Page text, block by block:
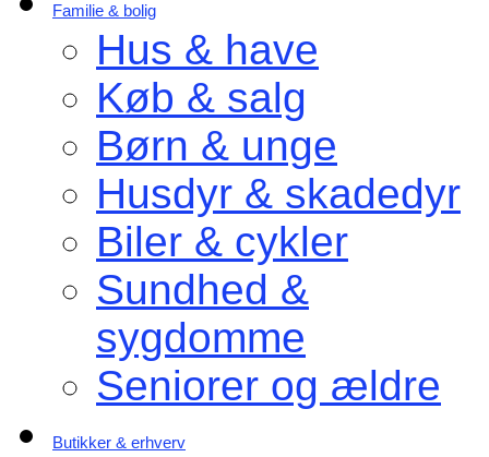
Familie & bolig
Hus & have
Køb & salg
Børn & unge
Husdyr & skadedyr
Biler & cykler
Sundhed &
sygdomme
Seniorer og ældre
Butikker & erhverv